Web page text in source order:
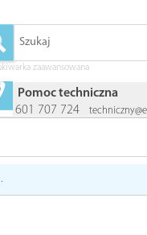
zaawansowana
Pomoc techniczna
601 707 724